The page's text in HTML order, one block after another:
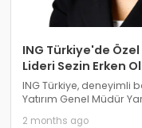
ING Türkiye'de Özel
Lideri Sezin Erken
ING Türkiye, deneyimli
Yatırım Genel Müdür
2 months ago